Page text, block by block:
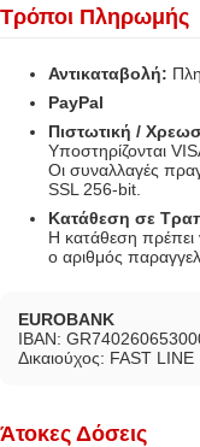
Τρόποι Πληρωμής
Αντικαταβολή:
PayPal
Πιστωτική /
Υποστηρίζονται
Οι συναλλαγές
SSL 256-bit.
Κατάθεση σε
Η κατάθεση πρέπει
ο αριθμός
EUROBANK
IBAN:
Δικαιούχος: FAST
Άτοκες Δόσεις